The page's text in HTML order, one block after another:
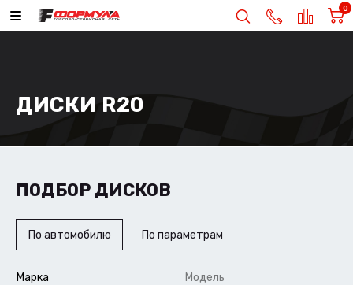
0
ДИСКИ R20
ПОДБОР ДИСКОВ
По автомобилю По параметрам
Марка Модель